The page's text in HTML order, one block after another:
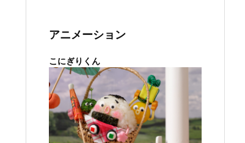
ー
アニメーション
こにぎりくん